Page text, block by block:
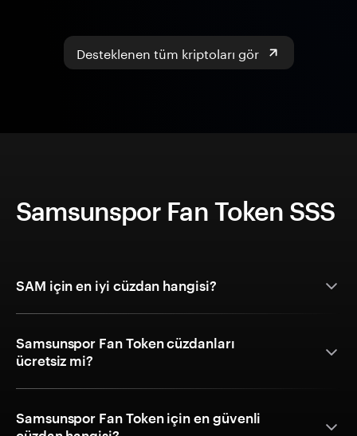
Desteklenen tüm kriptoları gör
Samsunspor Fan Token SSS
SAM için en iyi cüzdan hangisi?
Samsunspor Fan Token cüzdanları
ücretsiz mi?
Samsunspor Fan Token için en güvenli